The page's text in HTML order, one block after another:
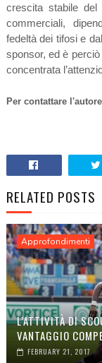
crescita stabile
commerciali,
fedeltà dei tifosi e
sponsor, ed è
concentrata
Per contattare
RELATED POSTS
Approfondimenti
L’ATTIVITÀ DI
VANTAGGIO
FEBRUARY 21, 2017